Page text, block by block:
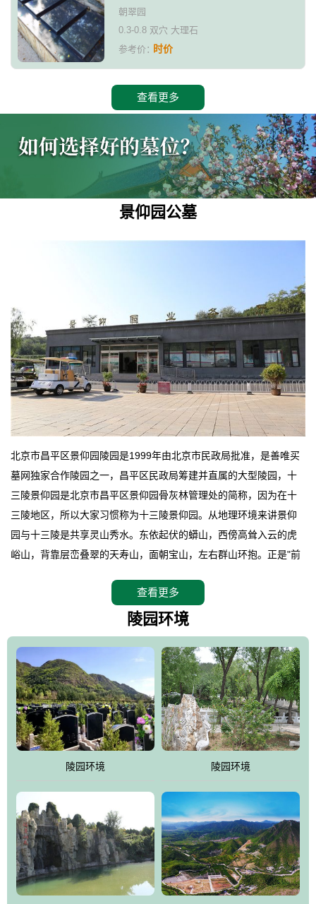
朝翠园
0.3-0.8 双穴 大理石
参考价：时价
查看更多
景仰园公墓
北京市昌平区景仰园陵园是1999年由北京市民政局批准，是善唯买
墓网独家合作陵园之一，昌平区民政局筹建并直属的大型陵园，十
三陵景仰园是北京市昌平区景仰园骨灰林管理处的简称，因为在十
三陵地区，所以大家习惯称为十三陵景仰园。从地理环境来讲景仰
园与十三陵是共享灵山秀水。东依起伏的蟒山，西傍高耸入云的虎
峪山，背靠层峦叠翠的天寿山，面朝宝山，左右群山环抱。正是"前
座陵园地处天寿山的环抱之中，四周群山若封似闭，层峦叠翠，秋
天枫叶艳红欲滴，冬天银装素裹分外妖娆！南面隔山而望的正是著
赞叹："景仰园真乃浑然天成的人生后花园！"陵区内草木茂盛，灵气
盎然，既有山川大聚的龙脉气魄，又有藏风得水的宝密形局。十三
陵是世间稀有的地形宝地，也是我们让逝者回归自然的首选墓葬之
灵穴，安息之宝地。
查看更多
陵园环境
陵园环境 陵园环境